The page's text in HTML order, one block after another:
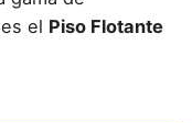
el Piso Flotante